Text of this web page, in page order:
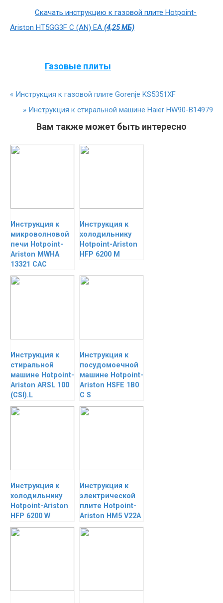
Скачать инструкцию к газовой плите Hotpoint-
Ariston HT5GG3F C (AN) EA (4,25 МБ)
Газовые плиты
« Инструкция к газовой плите Gorenje KS5351XF
» Инструкция к стиральной машине Haier HW90-B14979
Вам также может быть интересно
Инструкция к
микроволновой
печи Hotpoint-
Ariston MWHA
13321 CAC
Инструкция к
холодильнику
Hotpoint-Ariston
HFP 6200 M
Инструкция к
стиральной
машине Hotpoint-
Ariston ARSL 100
(СSI).L
Инструкция к
посудомоечной
машине Hotpoint-
Ariston HSFE 1B0
C S
Инструкция к
холодильнику
Hotpoint-Ariston
HFP 6200 W
Инструкция к
электрической
плите Hotpoint-
Ariston HM5 V22A